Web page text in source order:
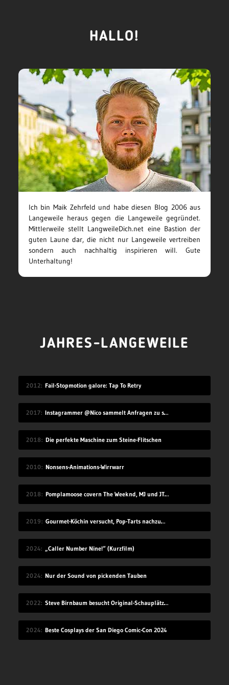
HALLO!
Ich bin Maik Zehrfeld und habe diesen Blog 2006 aus
Langeweile heraus gegen die Langeweile gegründet.
Mittlerweile stellt LangweileDich.net eine Bastion der
guten Laune dar, die nicht nur Langeweile vertreiben
sondern auch nachhaltig inspirieren will. Gute
Unterhaltung!
JAHRES-LANGEWEILE
2012 Fail-Stopmotion galore: Tap To Retry
2017 Instagrammer @Nico sammelt Anfragen zu seinem Benutzernamen
2018 Die perfekte Maschine zum Steine-Flitschen
2010 Nonsens-Animations-Wirrwarr
2018 Pomplamoose covern The Weeknd, MJ und JT in sehr schönem Mashup
2019 Gourmet-Köchin versucht, Pop-Tarts nachzumachen
2024 „Caller Number Nine!“ (Kurzfilm)
2024 Nur der Sound von pickenden Tauben
2022 Steve Birnbaum besucht Original-Schauplätze von Musik-Fotografien
2024 Beste Cosplays der San Diego Comic-Con 2024